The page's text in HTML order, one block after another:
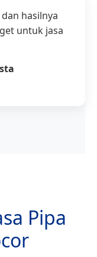
hasilnya
untuk jasa
Pipa